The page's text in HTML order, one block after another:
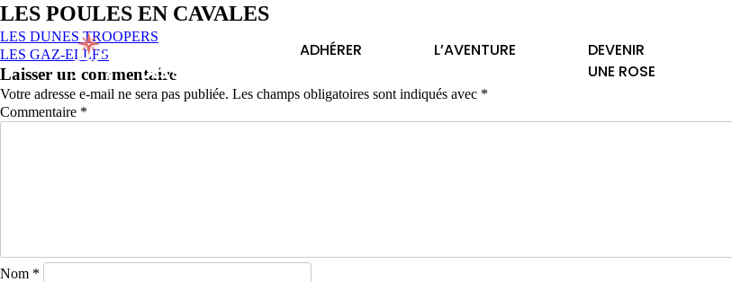
ADHÉRER L’AVENTURE
DEVENIR
UNE ROSE
LES POULES EN CAVALES
LES DUNES TROOPERS
LES GAZ-ELLES
Laisser un commentaire
Votre adresse e-mail ne sera pas publiée. Les champs obligatoires sont indiqués avec *
Commentaire *
Nom *